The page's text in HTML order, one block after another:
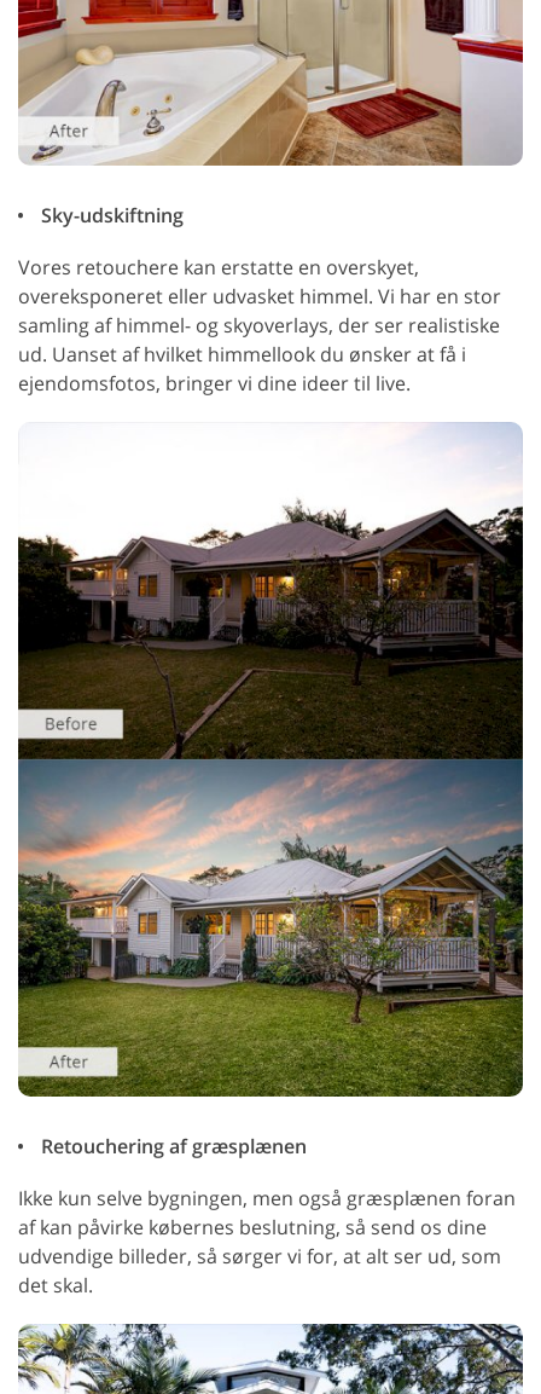
Sky-udskiftning
Vores retouchere kan erstatte en overskyet,
overeksponeret eller udvasket himmel. Vi har en stor
samling af himmel- og skyoverlays, der ser realistiske
ud. Uanset af hvilket himmellook du ønsker at få i
ejendomsfotos, bringer vi dine ideer til live.
Retouchering af græsplænen
Ikke kun selve bygningen, men også græsplænen foran
af kan påvirke købernes beslutning, så send os dine
udvendige billeder, så sørger vi for, at alt ser ud, som
det skal.